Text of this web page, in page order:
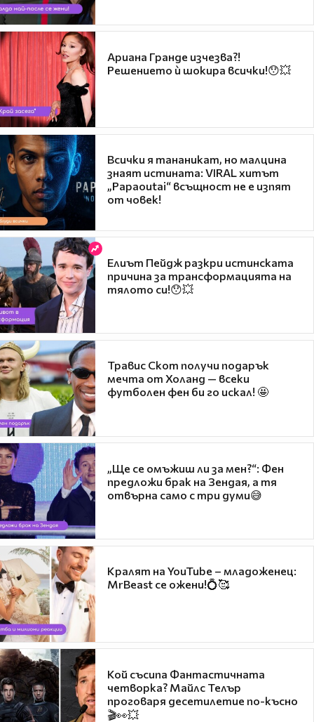
Ариана Гранде изчезва?!
Решението ѝ шокира всички!😯💥
Всички я тананикат, но малцина
знаят истината: VIRAL хитът
„Papaoutai“ всъщност не е изпят
от човек!
Елиът Пейдж разкри истинската
причина за трансформацията на
тялото си!😯💥
Травис Скот получи подарък
мечта от Холанд — всеки
футболен фен би го искал! 🤩
„Ще се омъжиш ли за мен?“: Фен
предложи брак на Зендая, а тя
отвърна само с три думи😅
Кралят на YouTube – младоженец:
MrBeast се ожени!💍🥰
Кой съсипа Фантастичната
четворка? Майлс Телър
проговаря десетилетие по-късно
🎬👀💥